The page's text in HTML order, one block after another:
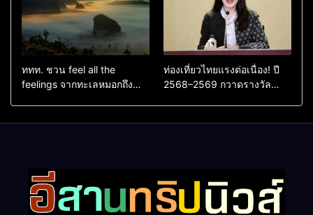
ททท. ชวน feel all the
feelings จากทะเลหมอกถึง
ท่องเที่ยวไทยแรงต่อเนื่อง! ปี
2568–2569 กวาดรางวัล